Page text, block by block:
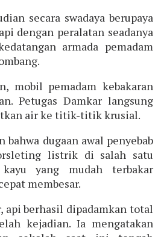
secara swadaya berupaya
dengan peralatan seadanya
armada pemadam
mobil pemadam kebakaran
Petugas Damkar langsung
air ke titik-titik krusial.
bahwa dugaan awal penyebab
listrik di salah satu
kayu yang mudah terbakar
membesar.
api berhasil dipadamkan total
kejadian. Ia mengatakan